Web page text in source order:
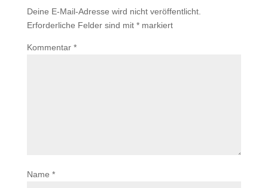
Deine E-Mail-Adresse wird nicht veröffentlicht.
Erforderliche Felder sind mit *markiert
Kommentar *
Name *